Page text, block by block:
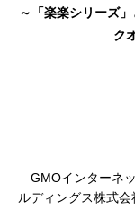
～「楽楽シリーズ
ク
GMOインターネ
ルディングス株式